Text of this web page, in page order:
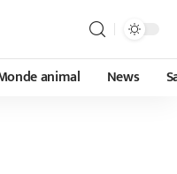
animal News